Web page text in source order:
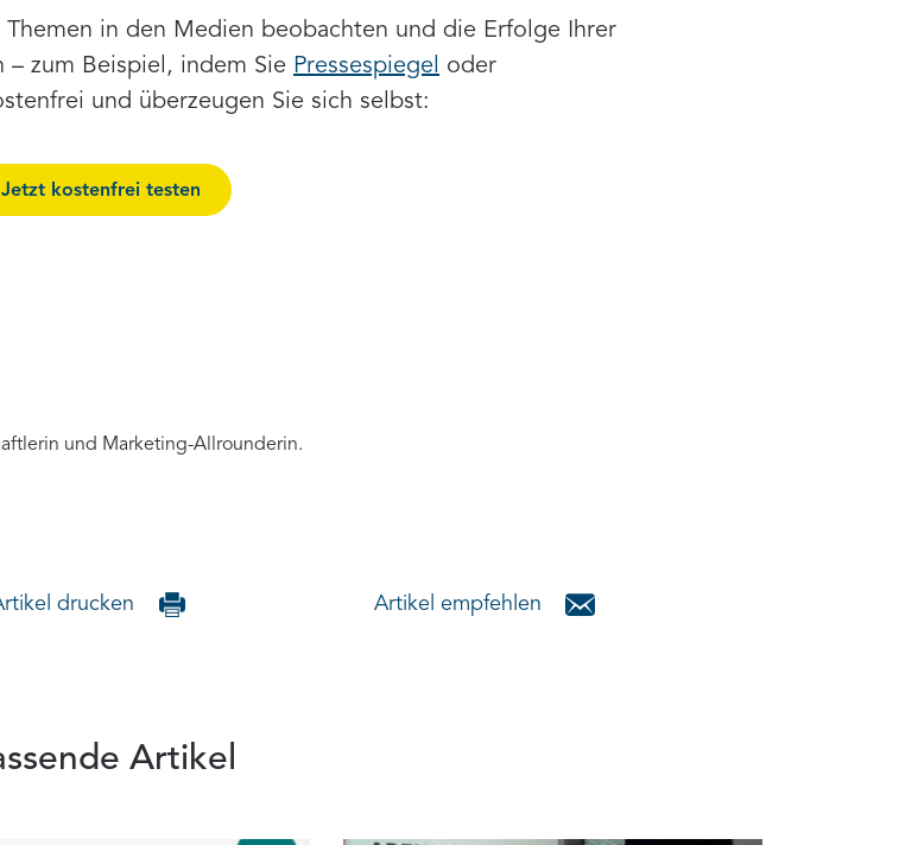
in den Medien beobachten und die Erfolge Ihrer
– zum Beispiel, indem Sie Pressespiegel oder
und überzeugen Sie sich selbst:
Jetzt kostenfrei testen
und Marketing-Allrounderin.
drucken Artikel empfehlen
Artikel